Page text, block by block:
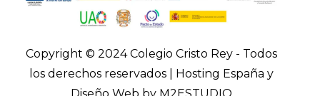
Copyright © 2024 Colegio Cristo Rey - Todos
los derechos reservados | Hosting España y
Diseño Web by M2ESTUDIO